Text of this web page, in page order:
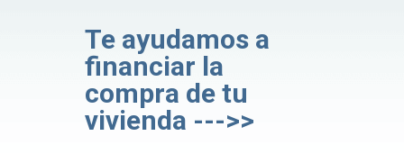
Te ayudamos a
financiar la
compra de tu
vivienda --->>